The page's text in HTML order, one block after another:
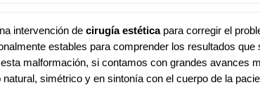
intervención de cirugía estética para corregir el
estables para comprender los resultados
malformación, si contamos con grandes avances
simétrico y en sintonía con el cuerpo de la